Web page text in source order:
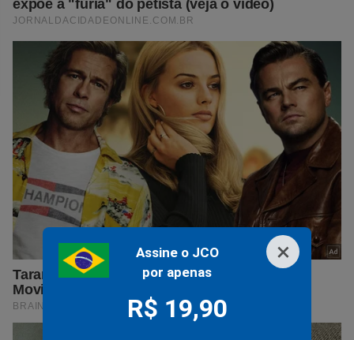
×
Assine o JCO
por apenas
R$ 19,90